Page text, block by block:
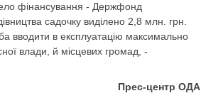
фінансування - Держфонд
садочку виділено 2,8 млн. грн.
вводити в експлуатацію максимально
влади, й місцевих громад, -
Прес-центр ОДА